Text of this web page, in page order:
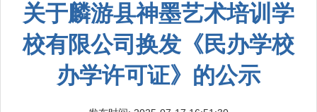
关于麟游县神墨艺术培训学
校有限公司换发《民办学校
办学许可证》的公示